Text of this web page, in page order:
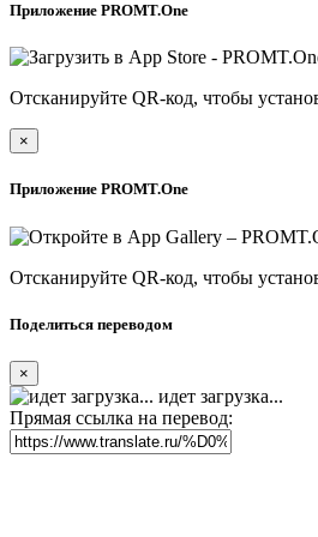
Приложение PROMT.One
Отсканируйте QR-код, чтобы
×
Приложение PROMT.One
Отсканируйте QR-код, чтобы
Поделиться переводом
×
идет загрузка...
Прямая ссылка на перевод: